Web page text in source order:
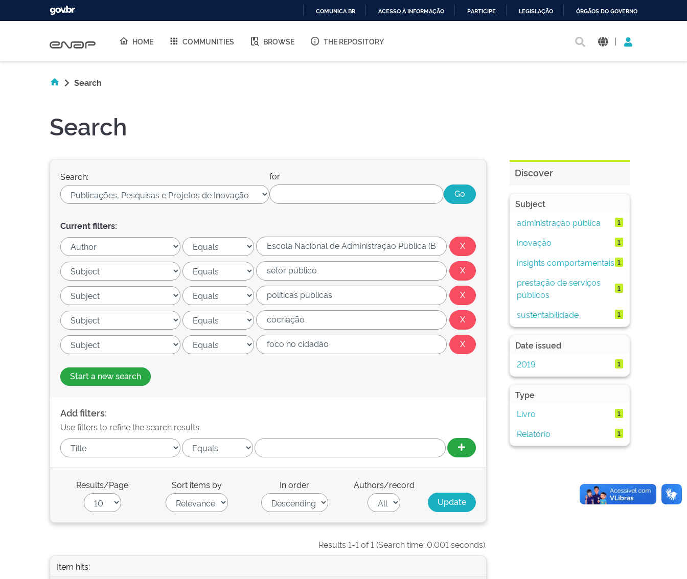
O
COMUNICA BR ACESSO À INFORMAÇÃO PARTICIPE LEGISLAÇÃO ÓRGÃOS DO GOVERNO
HOME COMMUNITIES BROWSE THE REPOSITORY |
Search
Search
Search: for
Current filters:
Start a new search
Add filters:
Use filters to refine the search results.
Results/Page Sort items by In order Authors/record
Results 1-1 of 1 (Search time: 0.001 seconds).
Item hits:
Discover
Subject
administração pública
1
inovação 1
insights comportamentais 1
prestação de serviços
públicos
1
sustentabilidade 1
Date issued
2019
1
Type
Livro
1
Relatório 1